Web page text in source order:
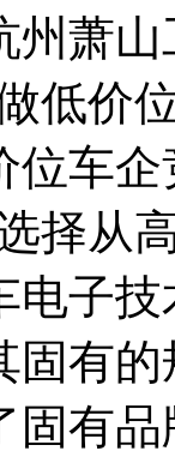
州萧
低价
位车
择从
电子
固有
固有